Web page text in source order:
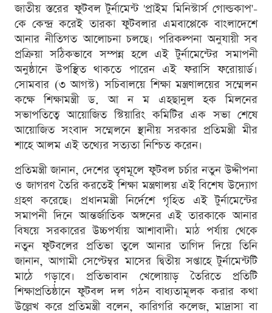
জাতীয় স্তরের ফুটবল টুর্নামেন্ট 'প্রাইম মিনিস্টার্স গোল্ডকাপ'-
কে কেন্দ্র করেই তারকা ফুটবলার এমবাপ্পেকে বাংলাদেশে
আনার নীতিগত আলোচনা চলছে। পরিকল্পনা অনুযায়ী সব
প্রক্রিয়া সঠিকভাবে সম্পন্ন হলে এই টুর্নামেন্টের সমাপনী
অনুষ্ঠানে উপস্থিত থাকতে পারেন এই ফরাসি ফরোয়ার্ড।
সোমবার (৩ আগস্ট) সচিবালয়ে শিক্ষা মন্ত্রণালয়ের সম্মেলন
কক্ষে শিক্ষামন্ত্রী ড. আ ন ম এহছানুল হক মিলনের
সভাপতিত্বে আয়োজিত স্টিয়ারিং কমিটির এক সভা শেষে
আয়োজিত সংবাদ সম্মেলনে স্থানীয় সরকার প্রতিমন্ত্রী মীর
শাহে আলম এই তথ্যের সত্যতা নিশ্চিত করেন।
প্রতিমন্ত্রী জানান, দেশের তৃণমূলে ফুটবল চর্চার নতুন উদ্দীপনা
ও জাগরণ তৈরি করতেই শিক্ষা মন্ত্রণালয় এই বিশেষ উদ্যোগ
গ্রহণ করেছে। প্রধানমন্ত্রী নির্দেশে গৃহিত এই টুর্নামেন্টের
সমাপনী দিনে আন্তর্জাতিক অঙ্গনের এই তারকাকে আনার
বিষয়ে সরকারের উচ্চপর্যায় আশাবাদী। মাঠ পর্যায় থেকে
নতুন ফুটবলের প্রতিভা তুলে আনার তাগিদ দিয়ে তিনি
জানান, আগামী সেপ্টেম্বর মাসের দ্বিতীয় সপ্তাহে টুর্নামেন্টটি
মাঠে গড়াবে। প্রতিভাবান খেলোয়াড় তৈরিতে প্রতিটি
শিক্ষাপ্রতিষ্ঠানে ফুটবল দল গঠন বাধ্যতামূলক করার কথা
উল্লেখ করে প্রতিমন্ত্রী বলেন, কারিগরি কলেজ, মাদ্রাসা বা